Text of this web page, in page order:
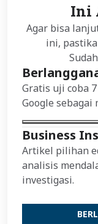
Ini
Agar bisa
ini,
Gratis uji coba
Google sebagai
Business
Artikel pilihan
analisis
investigasi.